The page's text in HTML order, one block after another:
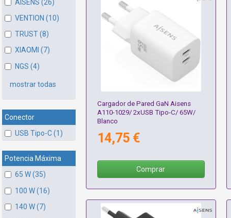
AISENS (26)
VENTION (10)
TRUST (8)
XIAOMI (7)
NGS (4)
mostrar todas
Conector
USB Tipo-C (1)
Potencia Máxima
65 W (35)
100 W (16)
140 W (7)
Cargador de Pared GaN Aisens
A110-1029/ 2xUSB Tipo-C/ 65W/
Blanco
14,75 €
Comprar